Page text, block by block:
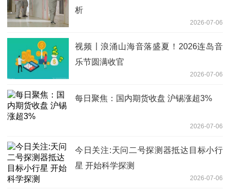
析
2026-07-06
视频〡浪涌山海音落盛夏！2026连岛音
乐节圆满收官
2026-07-06
每日聚焦：国内期货收盘 沪锡涨超3%
2026-07-06
今日关注:天问二号探测器抵达目标小行
星 开始科学探测
2026-07-06